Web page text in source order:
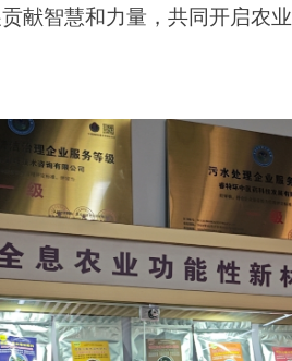
献智慧和力量，共同开启农